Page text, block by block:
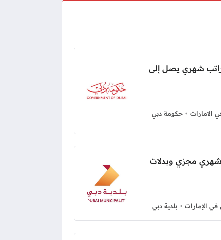
شهري يصل إلى
الامارات حكومة دبي
شهري مجزي وبدلات
الإمارات بلدية دبي